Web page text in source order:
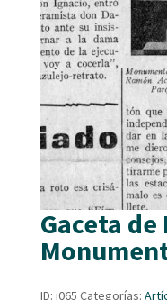
Gaceta de
ID: i065 Categorías: